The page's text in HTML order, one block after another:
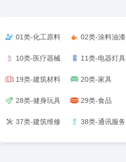
01类-化工原料 02类-涂料油漆
10类-医疗器械 11类-电器灯具
19类-建筑材料 20类-家具
28类-健身玩具 29类-食品
37类-建筑维修 38类-通讯服务